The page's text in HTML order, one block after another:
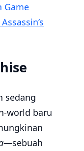
Game
sedang
world baru
—sebuah